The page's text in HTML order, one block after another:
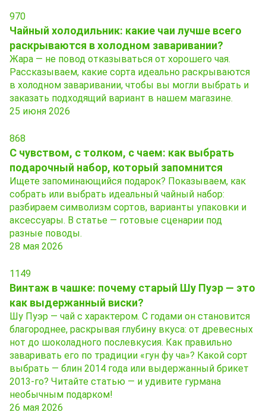
970
Чайный холодильник: какие чаи лучше всего
раскрываются в холодном заваривании?
Жара — не повод отказываться от хорошего чая.
Рассказываем, какие сорта идеально раскрываются
в холодном заваривании, чтобы вы могли выбрать и
заказать подходящий вариант в нашем магазине.
25 июня 2026
868
С чувством, с толком, с чаем: как выбрать
подарочный набор, который запомнится
Ищете запоминающийся подарок? Показываем, как
собрать или выбрать идеальный чайный набор:
разбираем символизм сортов, варианты упаковки и
аксессуары. В статье — готовые сценарии под
разные поводы.
28 мая 2026
1149
Винтаж в чашке: почему старый Шу Пуэр — это
как выдержанный виски?
Шу Пуэр — чай с характером. С годами он становится
благороднее, раскрывая глубину вкуса: от древесных
нот до шоколадного послевкусия. Как правильно
заваривать его по традиции «гун фу ча»? Какой сорт
выбрать — блин 2014 года или выдержанный брикет
2013‑го? Читайте статью — и удивите гурмана
необычным подарком!
26 мая 2026